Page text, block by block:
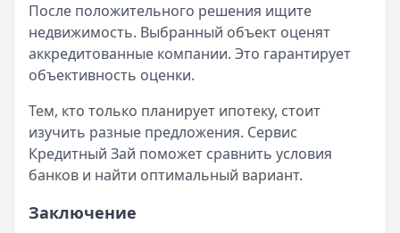
После положительного решения ищите
недвижимость. Выбранный объект оценят
аккредитованные компании. Это гарантирует
объективность оценки.
Тем, кто только планирует ипотеку, стоит
изучить разные предложения. Сервис
Кредитный Зай поможет сравнить условия
банков и найти оптимальный вариант.
Заключение